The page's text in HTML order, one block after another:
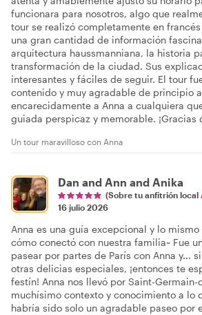
funcionara para nosotros, algo que
tour se realizó completamente en
una gran cantidad de información
arquitectura haussmanniana, la historia
transformación de la ciudad. Sus
interesantes y fáciles de seguir. El tour
contenido y muy agradable de principio
encarecidamente a Anna a cualquiera
guiada perspicaz y memorable. ¡Gracias
Un tour maravilloso con Anna
Dan and Ann and Anika
(Sobre tu anfitrión local
16 julio 2026
Anna es una guía excepcional y lo
cómo conectó con nuestra familia~ Fue
pasear por partes de París con Anna y...
otras delicias especiales, ¡entonces te
festín! Anna nos llevó por Saint-Germain-
muchísimo contexto y conocimiento a lo
habría sido solo un agradable paseo por